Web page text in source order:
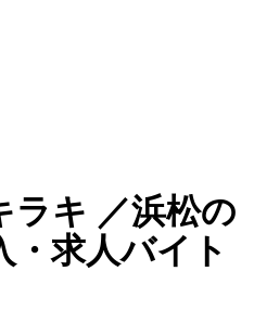
キ ／浜松の
・求人バイト